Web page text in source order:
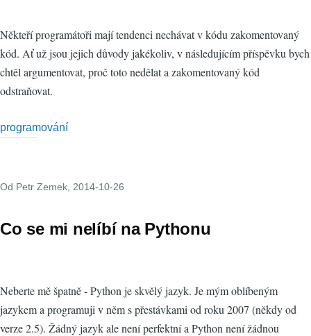
Někteří programátoři mají tendenci nechávat v kódu zakomentovaný
kód. Ať už jsou jejich důvody jakékoliv, v následujícím příspěvku bych
chtěl argumentovat, proč toto nedělat a zakomentovaný kód
odstraňovat.
programování
Od Petr Zemek , 2014-10-26
Co se mi nelíbí na Pythonu
Neberte mě špatně - Python je skvělý jazyk. Je mým oblíbeným
jazykem a programuji v něm s přestávkami od roku 2007 (někdy od
verze 2.5). Žádný jazyk ale není perfektní a Python není žádnou